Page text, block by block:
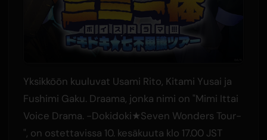
Yksikköön kuuluvat Usami Rito, Kitami Yusai ja
Fushimi Gaku. Draama, jonka nimi on "Mimi Ittai
Voice Drama. -Dokidoki★Seven Wonders Tour-
", on ostettavissa 10. kesäkuuta klo 17.00 JST